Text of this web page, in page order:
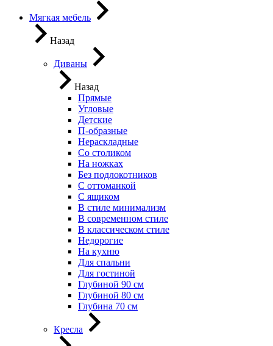
Мягкая мебель
Назад
Диваны
Назад
Прямые
Угловые
Детские
П-образные
Нераскладные
Со столиком
На ножках
Без подлокотников
С оттоманкой
С ящиком
В стиле минимализм
В современном стиле
В классическом стиле
Недорогие
На кухню
Для спальни
Для гостиной
Глубиной 90 см
Глубиной 80 см
Глубина 70 см
Кресла